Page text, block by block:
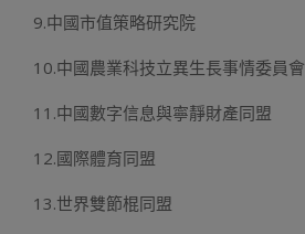
9.中國市值策略研究院
10.中國農業科技立異生長事情委員會
11.中國數字信息與寧靜財產同盟
12.國際體育同盟
13.世界雙節棍同盟